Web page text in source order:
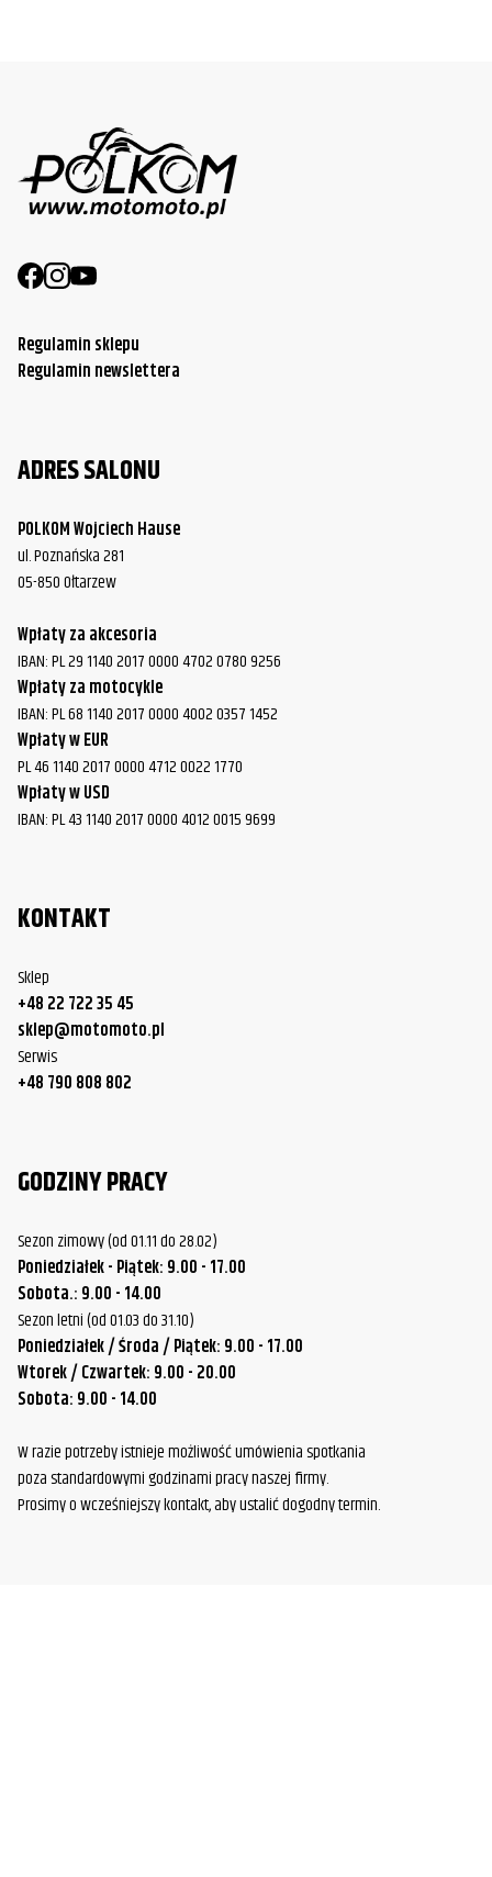
Regulamin sklepu
Regulamin newslettera
ADRES SALONU
POLKOM Wojciech Hause
ul. Poznańska 281
05-850 Ołtarzew
Wpłaty za akcesoria
IBAN: PL 29 1140 2017 0000 4702 0780 9256
Wpłaty za motocykle
IBAN: PL 68 1140 2017 0000 4002 0357 1452
Wpłaty w EUR
PL 46 1140 2017 0000 4712 0022 1770
Wpłaty w USD
IBAN: PL 43 1140 2017 0000 4012 0015 9699
KONTAKT
Sklep
+48 22 722 35 45
sklep@motomoto.pl
Serwis
+48 790 808 802
GODZINY PRACY
Sezon zimowy (od 01.11 do 28.02)
Poniedziałek - Piątek: 9.00 - 17.00
Sobota.: 9.00 - 14.00
Sezon letni (od 01.03 do 31.10)
Poniedziałek / Środa / Piątek: 9.00 - 17.00
Wtorek / Czwartek: 9.00 - 20.00
Sobota: 9.00 - 14.00
W razie potrzeby istnieje możliwość umówienia spotkania
poza standardowymi godzinami pracy naszej firmy.
Prosimy o wcześniejszy kontakt, aby ustalić dogodny termin.